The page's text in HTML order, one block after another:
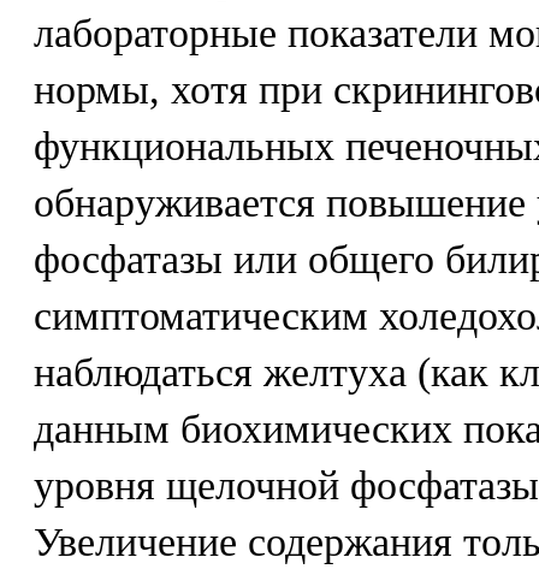
лабораторные показатели
нормы, хотя при
функциональных
обнаруживается
фосфатазы или общего
симптоматическим
наблюдаться желтуха (как
данным биохимических
уровня щелочной
Увеличение содержания